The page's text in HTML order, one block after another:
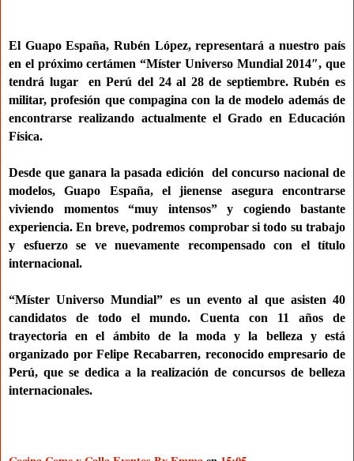
El Guapo España, Rubén López, representará a nuestro país
en el próximo certámen “Míster Universo Mundial 2014″, que
tendrá lugar en Perú del 24 al 28 de septiembre. Rubén es
militar, profesión que compagina con la de modelo además de
encontrarse realizando actualmente el Grado en Educación
Física.
Desde que ganara la pasada edición del concurso nacional de
modelos, Guapo España, el jienense asegura encontrarse
viviendo momentos “muy intensos” y cogiendo bastante
experiencia. En breve, podremos comprobar si todo su trabajo
y esfuerzo se ve nuevamente recompensado con el título
internacional.
“Míster Universo Mundial” es un evento al que asisten 40
candidatos de todo el mundo. Cuenta con 11 años de
trayectoria en el ámbito de la moda y la belleza y está
organizado por Felipe Recabarren, reconocido empresario de
Perú, que se dedica a la realización de concursos de belleza
internacionales.